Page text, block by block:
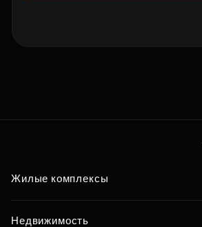
Жилые комплексы
Недвижимость